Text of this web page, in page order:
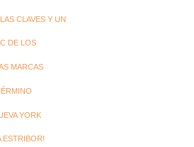
CLAVES Y UN
DE LOS
MARCAS
YORK
ESTRIBOR!